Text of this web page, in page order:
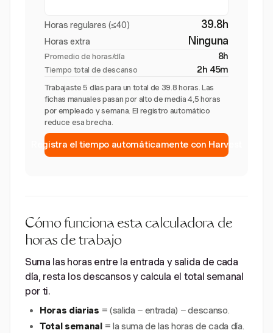
Horas regulares (≤40) 39.8h
Horas extra Ninguna
Promedio de horas/día 8h
Tiempo total de descanso 2h 45m
Trabajaste 5 días para un total de 39.8 horas. Las
fichas manuales pasan por alto de media 4,5 horas
por empleado y semana. El registro automático
reduce esa brecha.
Registra el tiempo automáticamente con Harvest
Cómo funciona esta calculadora de
horas de trabajo
Suma las horas entre la entrada y salida de cada
día, resta los descansos y calcula el total semanal
por ti.
Horas diarias = (salida − entrada) − descanso.
Total semanal= la suma de las horas de cada día.